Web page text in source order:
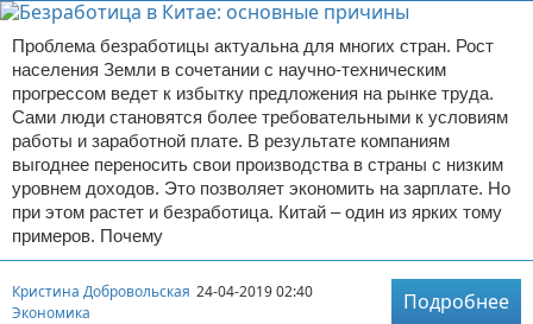
Проблема безработицы актуальна для многих стран. Рост
населения Земли в сочетании с научно-техническим
прогрессом ведет к избытку предложения на рынке труда.
Сами люди становятся более требовательными к условиям
работы и заработной плате. В результате компаниям
выгоднее переносить свои производства в страны с низким
уровнем доходов. Это позволяет экономить на зарплате. Но
при этом растет и безработица. Китай – один из ярких тому
примеров. Почему
Кристина Добровольская 24-04-2019 02:40
Экономика
Подробнее